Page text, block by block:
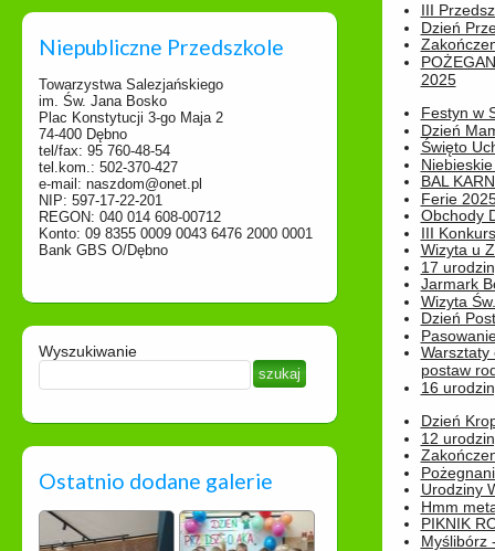
Niepubliczne Przedszkole
Towarzystwa Salezjańskiego
im. Św. Jana Bosko
Plac Konstytucji 3-go Maja 2
74-400 Dębno
tel/fax: 95 760-48-54
tel.kom.: 502-370-427
e-mail: naszdom@onet.pl
NIP: 597-17-22-201
REGON: 040 014 608-00712
Konto: 09 8355 0009 0043 6476 2000 0001
Bank GBS O/Dębno
Wyszukiwanie
Ostatnio dodane galerie
III
Dzień
2025
Festyn w
Dzień
Święto
BAL
Ferie
Obchody
III
Wizyta u
17
Jarmark
Wizyta
Dzień
Warsztaty
postaw
16
Dzień
12
Urodziny
Hmm
PIKNIK
Myślibórz